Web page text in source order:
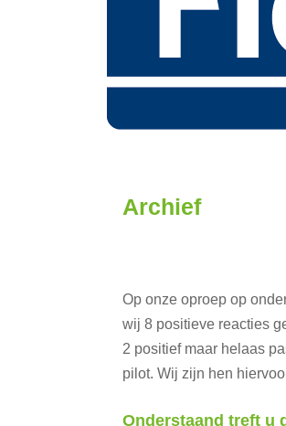
Archief
Op onze oproep op
wij 8 positieve reacties
2 positief maar helaas
pilot. Wij zijn hen
Onderstaand treft u